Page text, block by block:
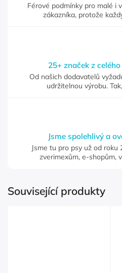
Férové podmínky pro malé i
zákazníka, protože
25+ značek z
Od našich dodavatelů
udržitelnou výrobu.
Jsme spolehlivý a
Jsme tu pro psy už od roku
zverimexům, e-shopům,
Související produkty